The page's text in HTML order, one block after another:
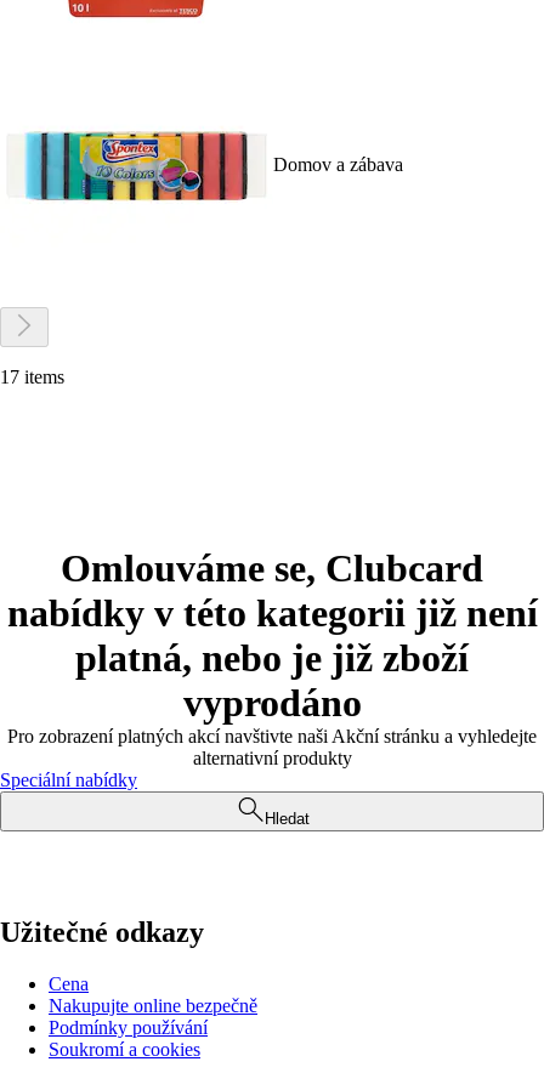
Domov a zábava
17 items
Omlouváme se, Clubcard
nabídky v této kategorii již není
platná, nebo je již zboží
vyprodáno
Pro zobrazení platných akcí navštivte naši Akční stránku a vyhledejte
alternativní produkty
Speciální nabídky
Hledat
Užitečné odkazy
Cena
Nakupujte online bezpečně
Podmínky používání
Soukromí a cookies